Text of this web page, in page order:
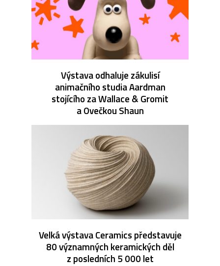
Výstava odhaluje zákulisí
animačního studia Aardman
stojícího za Wallace & Gromit
a Ovečkou Shaun
Velká výstava Ceramics představuje
80 významných keramických děl
z posledních 5 000 let